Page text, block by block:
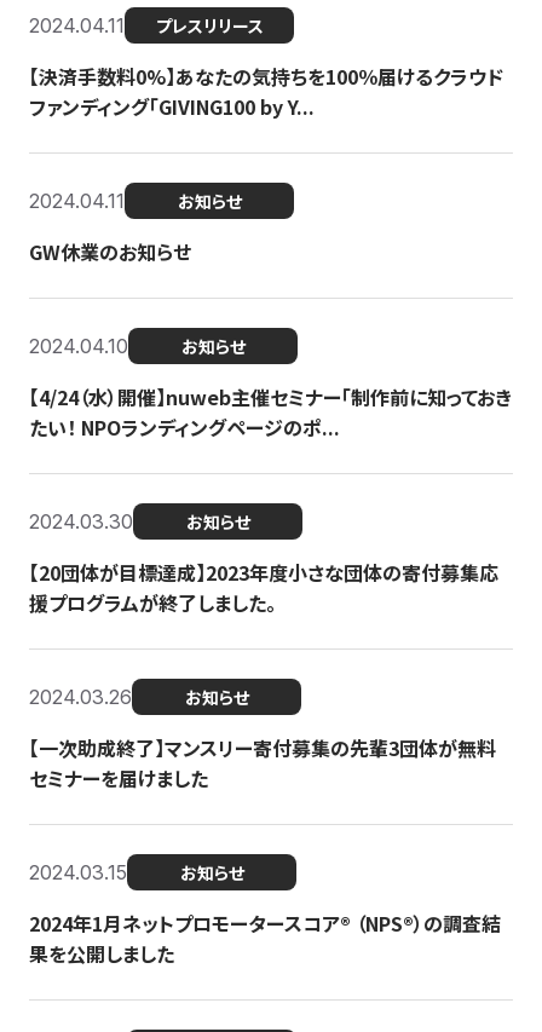
2024.04.11 プレスリリース
【決済手数料0%】あなたの気持ちを100％届けるクラウド
ファンディング「GIVING100 by Y...
2024.04.11 お知らせ
GW休業のお知らせ
2024.04.10 お知らせ
【4/24（水）開催】nuweb主催セミナー「制作前に知っておき
たい！ NPOランディングページのポ...
2024.03.30 お知らせ
【20団体が目標達成】2023年度小さな団体の寄付募集応
援プログラムが終了しました。
2024.03.26 お知らせ
【一次助成終了】マンスリー寄付募集の先輩3団体が無料
セミナーを届けました
2024.03.15 お知らせ
2024年1月ネットプロモータースコア®︎ （NPS®︎）の調査結
果を公開しました